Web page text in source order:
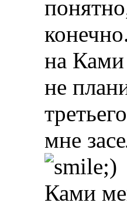
на Ками
не
мне
Ками